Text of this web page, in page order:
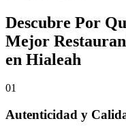
Descubre Por
Mejor
en Hialeah
01
Autenticidad y